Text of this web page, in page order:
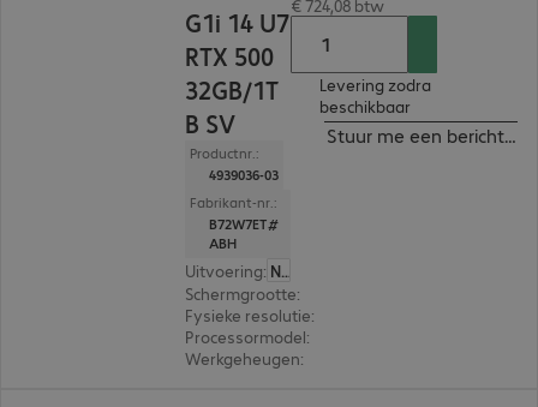
G1i 14 U7
RTX 500
32GB/1T
B SV
Productnr.:
4939036-03
Fabrikant-nr.:
B72W7ET#
ABH
Uitvoering:
Nederland
Schermgrootte:
Fysieke resolutie:
Processormodel:
Werkgeheugen:
€ 724,08 btw
Levering zodra
beschikbaar
Stuur me een bericht